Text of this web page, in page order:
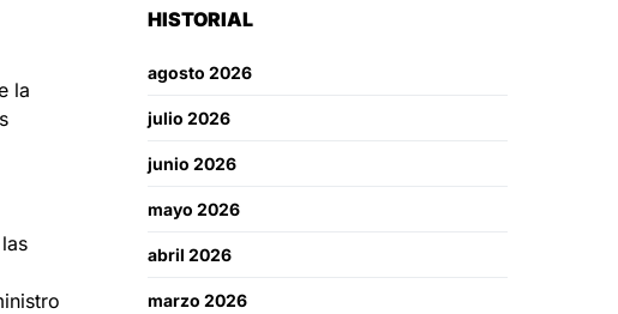
la
HISTORIAL
agosto 2026
julio 2026
junio 2026
mayo 2026
abril 2026
marzo 2026